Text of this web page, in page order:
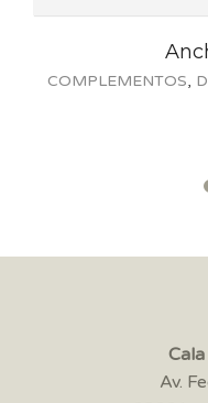
COMPLEMENTOS,Don
Av.